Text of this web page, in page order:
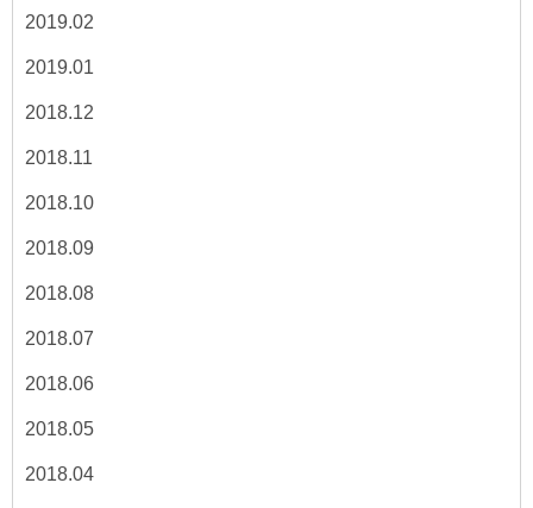
2019.02
2019.01
2018.12
2018.11
2018.10
2018.09
2018.08
2018.07
2018.06
2018.05
2018.04